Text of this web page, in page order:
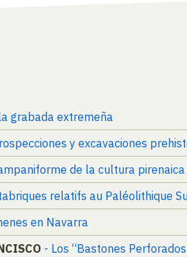
grabada extremeña
y excavaciones
de la cultura pirenaica
relatifs au Paléolithique
en Navarra
- Los “Bastones